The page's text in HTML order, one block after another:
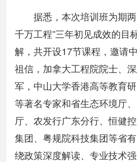
据悉，本次培训班为期两
千万工程”三年初见成效的目
解，共开设17节课程，邀请
祖信，加拿大工程院院士、
军，中山大学香港高等教育
等著名专家和省生态环境厅
厅、农发行广东分行、恒健
集团、粤规院科技集团等省
绕政策深度解读、专业技术